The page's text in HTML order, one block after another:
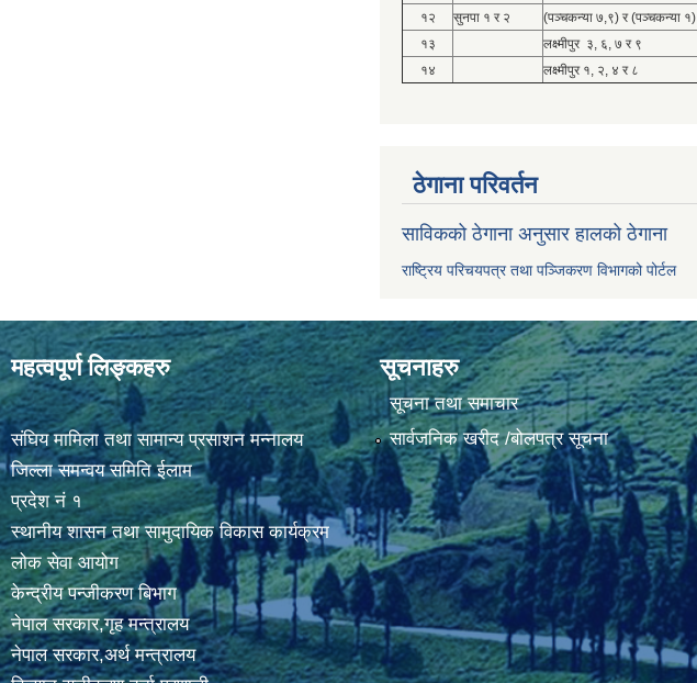
१२
सुनपा १ र २
(पञ्चकन्या ७,९) र (पञ्चकन्या १)
१३
लक्ष्मीपुर ३, ६, ७ र ९
१४
लक्ष्मीपुर १, २, ४ र ८
ठेगाना परिवर्तन
साविकको ठेगाना अनुसार हालको ठेगाना
राष्ट्रिय परिचयपत्र तथा पञ्जिकरण विभागको पोर्टल
महत्वपूर्ण लिङ्कहरु
संघिय मामिला तथा सामान्य प्रसाशन मन्नालय
जिल्ला समन्वय समिति ईलाम
प्रदेश नं १
स्थानीय शासन तथा सामुदायिक विकास कार्यक्रम
लोक सेवा आयोग
केन्द्रीय पन्जीकरण बिभाग
नेपाल सरकार,गृह मन्त्रालय
नेपाल सरकार,अर्थ मन्त्रालय
सूचनाहरु
सूचना तथा समाचार
सार्वजनिक खरीद /बोलपत्र सूचना